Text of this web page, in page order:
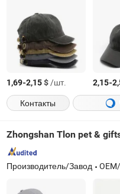
1,69-2,15$/шт. 2,15-
Контакты
Zhongshan Tlon pet &
Производитель/Завод